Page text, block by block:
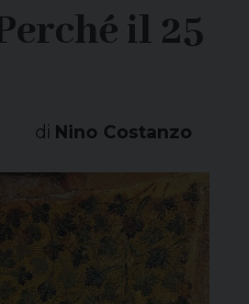
il 25
di Nino Costanzo